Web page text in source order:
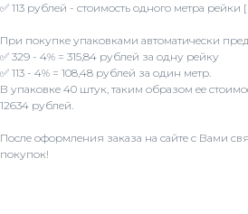
✅ 113 рублей - стоимость одного метра рейки [
При покупке упаковками автоматически
✅ 329 - 4% = 315,84 рублей за одну рейку
✅ 113 - 4% = 108,48 рублей за один метр.
В упаковке 40 штук, таким образом ее
12634 рублей.
После оформления заказа на сайте с Вами
покупок!